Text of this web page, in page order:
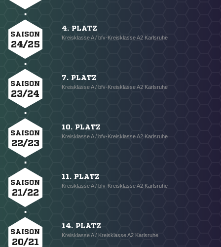
SAISON
24/25
4. PLATZ
Kreisklasse A / bfv-Kreisklasse A2 Karlsruhe
SAISON
23/24
7. PLATZ
Kreisklasse A / bfv-Kreisklasse A2 Karlsruhe
SAISON
22/23
10. PLATZ
Kreisklasse A / bfv-Kreisklasse A2 Karlsruhe
SAISON
21/22
11. PLATZ
Kreisklasse A / bfv-Kreisklasse A2 Karlsruhe
SAISON
20/21
14. PLATZ
Kreisklasse A / Kreisklasse A2 Karlsruhe